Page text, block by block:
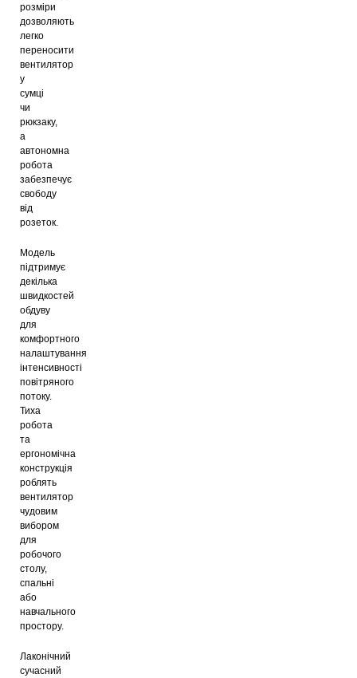
розміри
дозволяють
легко
переносити
вентилятор
у
сумці
чи
рюкзаку,
а
автономна
робота
забезпечує
свободу
від
розеток.
Модель
підтримує
декілька
швидкостей
обдуву
для
комфортного
налаштування
інтенсивності
повітряного
потоку.
Тиха
робота
та
ергономічна
конструкція
роблять
вентилятор
чудовим
вибором
для
робочого
столу,
спальні
або
навчального
простору.
Лаконічний
сучасний